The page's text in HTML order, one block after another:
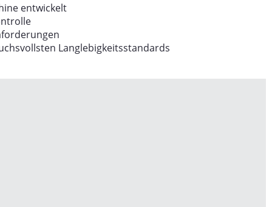
entwickelt
Langlebigkeitsstandards